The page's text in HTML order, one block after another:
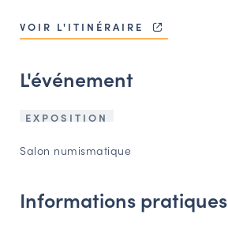
BOURSE D’ÉCHANGE
CARTES DES NAUDIN
Espace acteurs
VOIR L'ITINÉRAIRE
L'événement
EXPOSITION
Salon numismatique
Informations pratiques